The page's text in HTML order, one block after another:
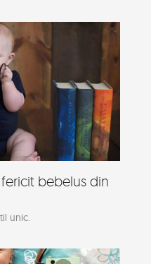
bebelus din
unic.